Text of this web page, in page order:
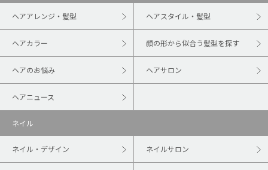
ヘアアレンジ・髪型 ヘアスタイル・髪型
ヘアカラー 顔の形から似合う髪型を探す
ヘアのお悩み ヘアサロン
ヘアニュース
ネイル
ネイル・デザイン ネイルサロン